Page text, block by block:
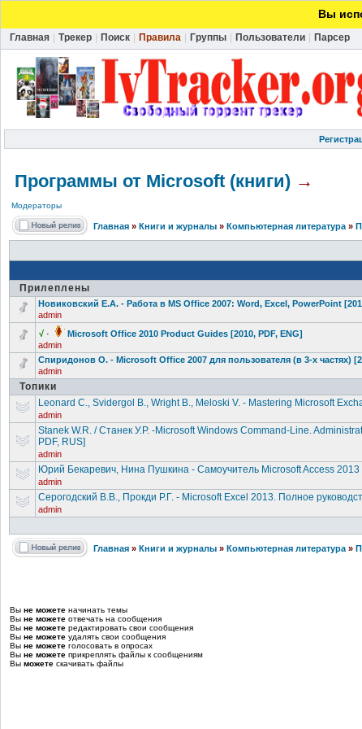
Вы
Главная Трекер Поиск Правила Группы Пользователи Парсер
Программы от Microsoft (книги) →
Модераторы
Главная » Книги и журналы » Компьютерная литература »
Прилеплены
Новиковский Е.А. - Работа в MS Office 2007: Word, Excel, PowerPoint
admin
√ ·
Microsoft Office 2010 Product Guides [2010, PDF, ENG]
admin
Спиридонов О. - Microsoft Office 2007 для пользователя (в 3-х частях)
admin
Топики
Leonard C., Svidergol B., Wright B., Meloski V. - Mastering Microsoft
admin
Stanek W.R. / Станек У.Р. -Microsoft Windows Command-Line.
PDF, RUS]
admin
Юрий Бекаревич, Нина Пушкина - Самоучитель Microsoft Access 2013
admin
Серогодский В.В., Прокди Р.Г. - Microsoft Excel 2013. Полное
admin
Главная » Книги и журналы » Компьютерная литература »
Вы не можете начинать темы
Вы не можете отвечать на сообщения
Вы не можете редактировать свои сообщения
Вы не можете удалять свои сообщения
Вы не можете голосовать в опросах
Вы не можете прикреплять файлы к сообщениям
Вы можете скачивать файлы